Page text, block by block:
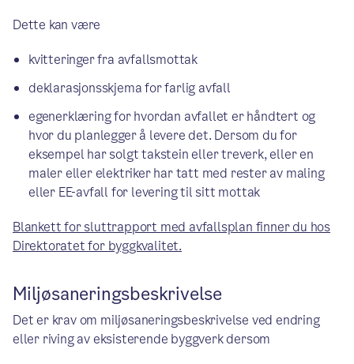
Dette kan være
kvitteringer fra avfallsmottak
deklarasjonsskjema for farlig avfall
egenerklæring for hvordan avfallet er håndtert og
hvor du planlegger å levere det. Dersom du for
eksempel har solgt takstein eller treverk, eller en
maler eller elektriker har tatt med rester av maling
eller EE-avfall for levering til sitt mottak
Blankett for sluttrapport med avfallsplan finner du hos
Direktoratet for byggkvalitet.
Miljøsaneringsbeskrivelse
Det er krav om miljøsaneringsbeskrivelse ved endring
eller riving av eksisterende byggverk dersom